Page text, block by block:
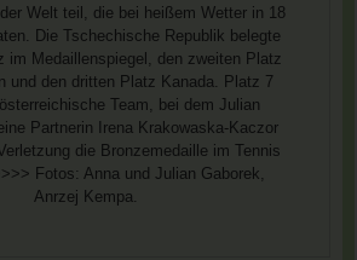
Welt teil, die bei heißem Wetter in 18
Die Tschechische Republik belegte
im Medaillenspiegel, den zweiten Platz
und den dritten Platz Kanada. Platz 7
Team, bei dem Julian
Partnerin Irena Krakowaska-Kaczor
die Bronzemedaille im Tennis
Fotos: Anna und Julian Gaborek,
Anrzej Kempa.